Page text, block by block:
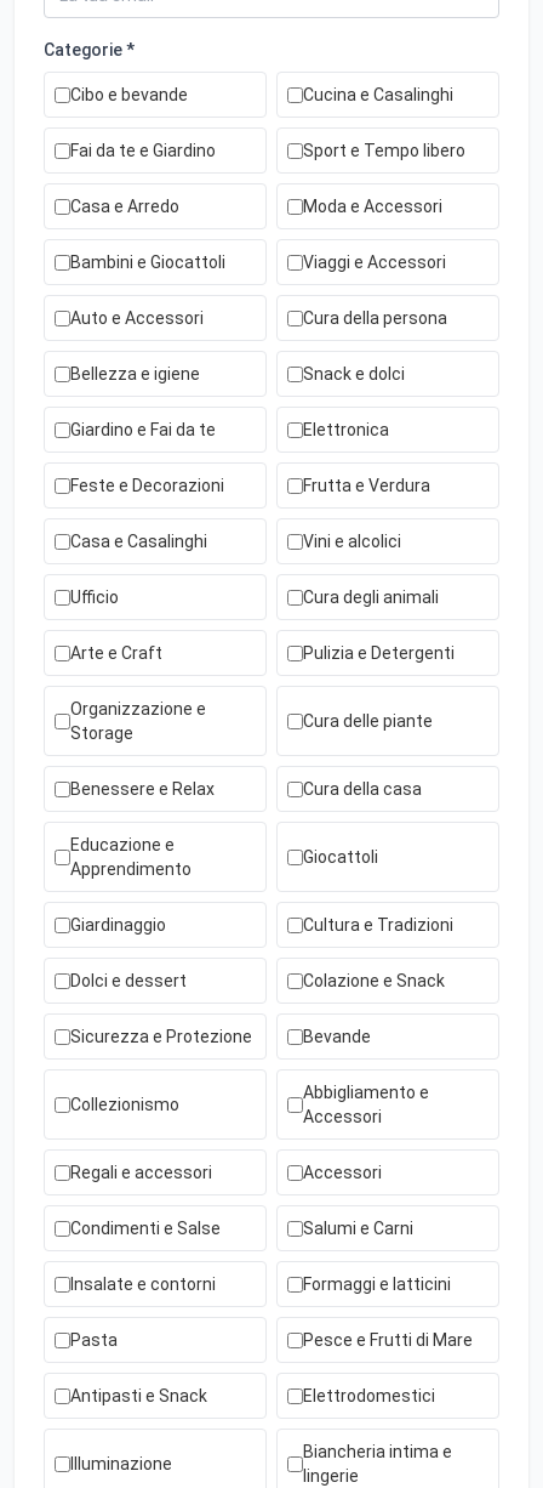
Categorie *
Cibo e bevande Cucina e Casalinghi
Fai da te e Giardino Sport e Tempo libero
Casa e Arredo Moda e Accessori
Bambini e Giocattoli Viaggi e Accessori
Auto e Accessori Cura della persona
Bellezza e igiene Snack e dolci
Giardino e Fai da te Elettronica
Feste e Decorazioni Frutta e Verdura
Casa e Casalinghi Vini e alcolici
Ufficio Cura degli animali
Arte e Craft Pulizia e Detergenti
Organizzazione e
Storage
Cura delle piante
Benessere e Relax Cura della casa
Educazione e
Apprendimento
Giocattoli
Giardinaggio Cultura e Tradizioni
Dolci e dessert Colazione e Snack
Sicurezza e Protezione Bevande
Collezionismo
Abbigliamento e
Accessori
Regali e accessori Accessori
Condimenti e Salse Salumi e Carni
Insalate e contorni Formaggi e latticini
Pasta Pesce e Frutti di Mare
Antipasti e Snack Elettrodomestici
Illuminazione
Biancheria intima e
lingerie